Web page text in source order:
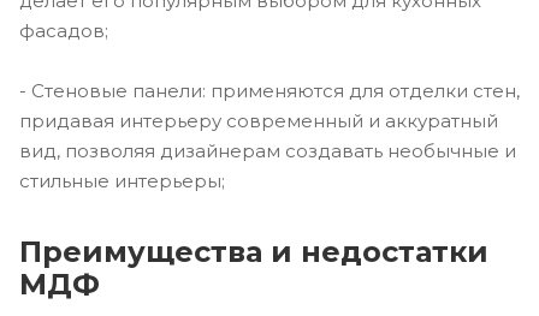
фасадов;
- Стеновые панели: применяются для отделки стен,
придавая интерьеру современный и аккуратный
вид, позволяя дизайнерам создавать необычные и
стильные интерьеры;
Преимущества и недостатки
МДФ